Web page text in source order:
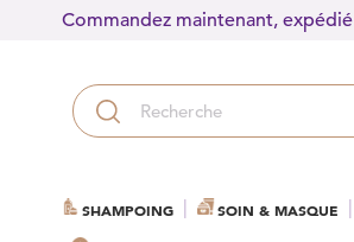
Commandez maintenant, expédié
SHAMPOING SOIN & MASQUE